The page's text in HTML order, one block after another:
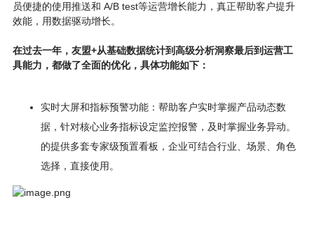
员便捷的使用推送和 A/B test等运营增长能力，真正帮助客户提升
效能，用数据驱动增长。
在过去一年，友盟+从基础数据统计到高级分析洞察最后到运营工
具能力 ，都做了全面的优化， 具体功能如下：
实时大屏和指标预警功能：帮助客户实时掌握产品动态数
据，针对核心业务指标设定监控报警，及时掌握业务异动。
的提供多套专家级预置看板，企业可结合行业、场景、角色
选择，直接使用。